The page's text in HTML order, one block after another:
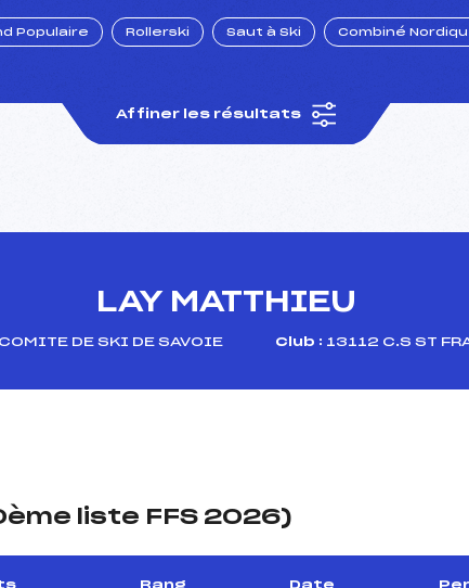
Populaire Rollerski Saut à Ski Combiné
Affiner les résultats
LAY MATTHIEU
COMITE DE SKI DE SAVOIE Club : 13112 C.S ST
liste FFS 2026)
Rang Date